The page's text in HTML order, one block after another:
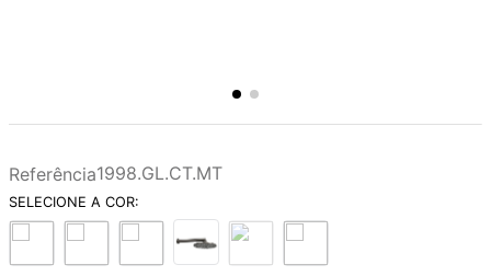
Referência1998.GL.CT.MT